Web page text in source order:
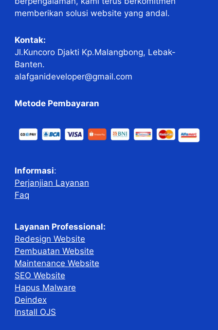
memberikan solusi website yang andal.
Kontak:
Jl.Kuncoro Djakti Kp.Malangbong, Lebak-
Banten.
alafganideveloper@gmail.com
Metode Pembayaran
Informasi:
Perjanjian Layanan
Faq
Layanan Professional:
Redesign Website
Pembuatan Website
Maintenance Website
SEO Website
Hapus Malware
Deindex
Install OJS